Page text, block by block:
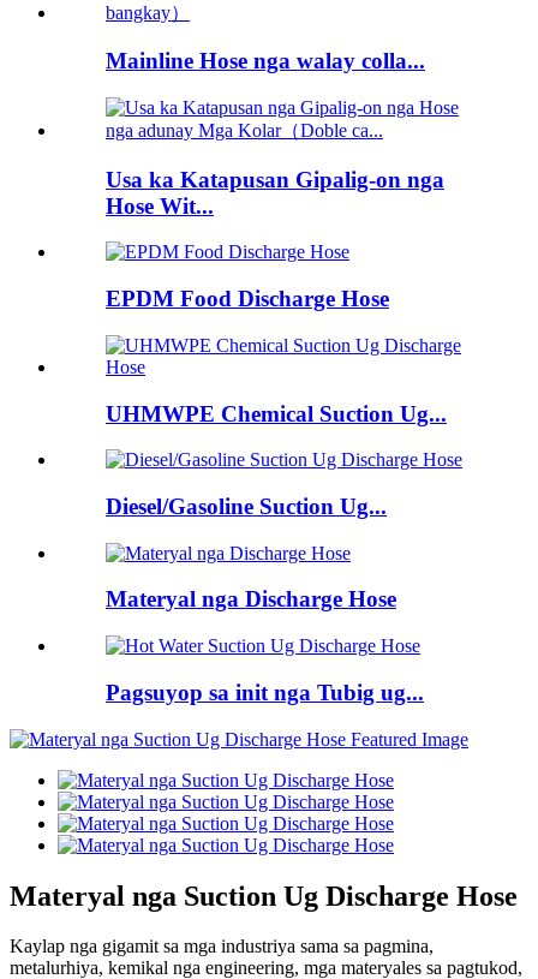
Mainline Hose nga walay colla...
Usa ka Katapusan Gipalig-on nga
Hose Wit...
EPDM Food Discharge Hose
UHMWPE Chemical Suction Ug...
Diesel/Gasoline Suction Ug...
Materyal nga Discharge Hose
Pagsuyop sa init nga Tubig ug...
Materyal nga Suction Ug Discharge Hose
Kaylap nga gigamit sa mga industriya sama sa pagmina,
metalurhiya, kemikal nga engineering, mga materyales sa pagtukod,